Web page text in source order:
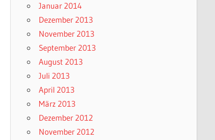
Januar 2014
Dezember 2013
November 2013
September 2013
August 2013
Juli 2013
April 2013
März 2013
Dezember 2012
November 2012